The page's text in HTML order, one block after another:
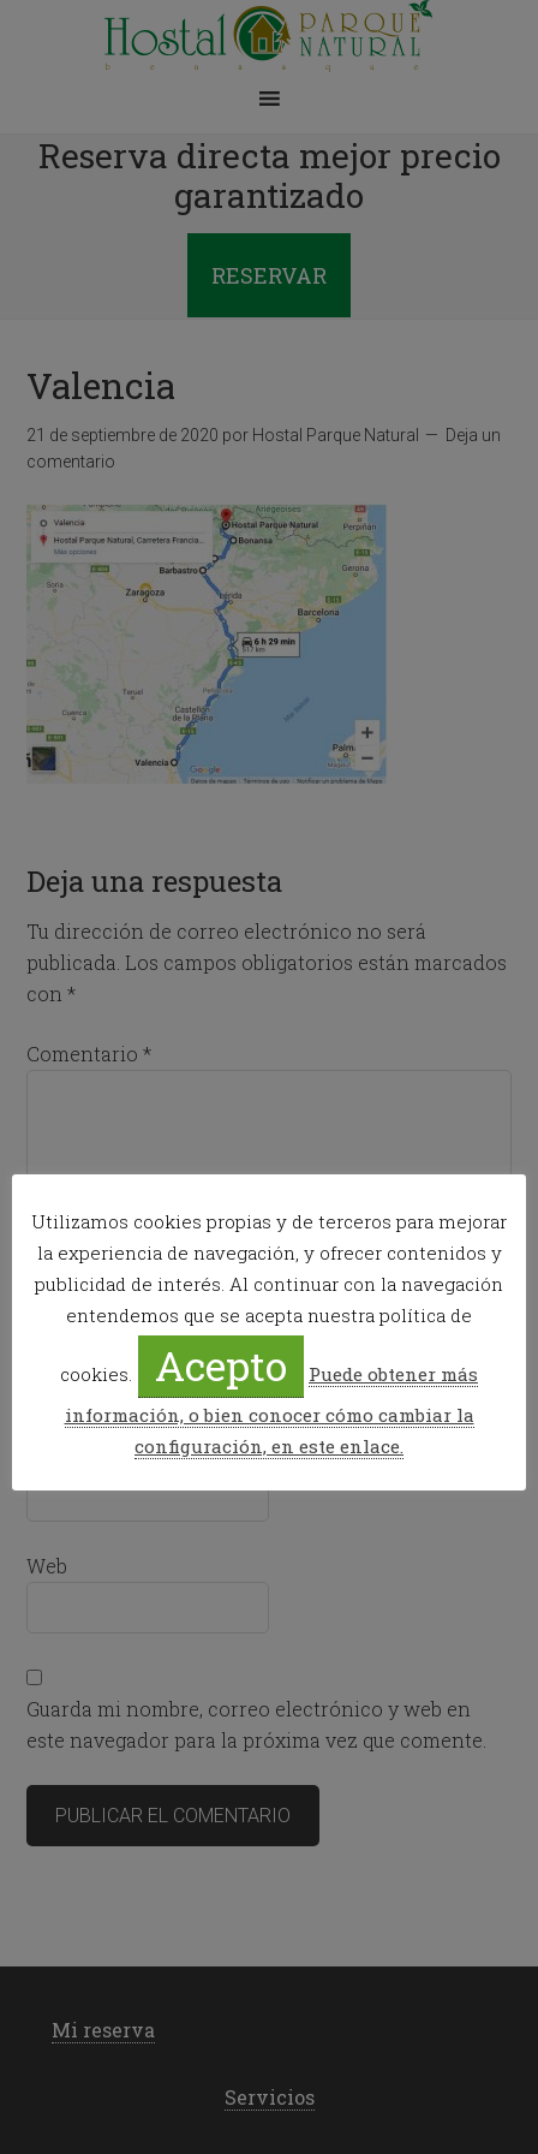
Reserva directa mejor precio
garantizado
RESERVAR
Valencia
21 de septiembre de 2020 por Hostal Parque Natural
Deja un
comentario
Deja una respuesta
Tu dirección de correo electrónico no será
publicada. Los campos obligatorios están marcados
con*
Comentario*
Correo electrónico*
Web
Guarda mi nombre, correo electrónico y web en
este navegador para la próxima vez que comente.
Mi reserva
Servicios
Utilizamos cookies propias y de terceros para mejorar
la experiencia de navegación, y ofrecer contenidos y
publicidad de interés. Al continuar con la navegación
entendemos que se acepta nuestra política de
cookies. Acepto
Puede obtener más
información, o bien conocer cómo cambiar la
configuración, en este enlace.